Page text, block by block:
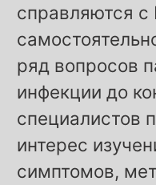
справляются с
ряд вопросов
инфекции до
специалистов
интерес
симптомов,